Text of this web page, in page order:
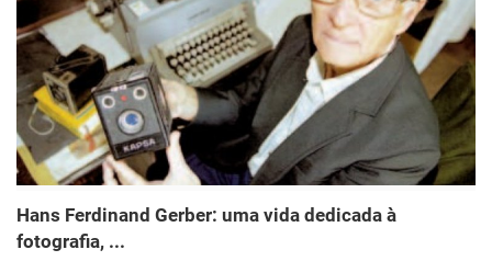
Hans Ferdinand Gerber: uma vida dedicada à
fotografia, ...